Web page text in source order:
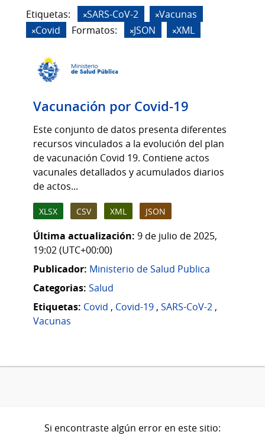
Etiquetas: SARS-CoV-2
Vacunas
Covid
Formatos: JSON XML
Vacunación por Covid-19
Este conjunto de datos presenta diferentes
recursos vinculados a la evolución del plan
de vacunación Covid 19. Contiene actos
vacunales detallados y acumulados diarios
de actos...
XLSX CSV XML JSON
Última actualización: 9 de julio de 2025,
19:02 (UTC+00:00)
Publicador: Ministerio de Salud Publica
Categorias: Salud
Etiquetas: Covid , Covid-19 , SARS-CoV-2 ,
Vacunas
Si encontraste algún error en este sitio: